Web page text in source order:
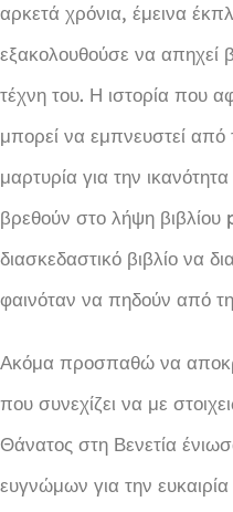
αρκετά χρόνια, έμεινα
εξακολουθούσε να απηχεί
τέχνη του. Η ιστορία που
μπορεί να εμπνευστεί
μαρτυρία για την
βρεθούν στο λήψη βιβλίου
διασκεδαστικό βιβλίο να
φαινόταν να πηδούν από
Ακόμα προσπαθώ να
που συνεχίζει να με
Θάνατος στη Βενετία
ευγνώμων για την